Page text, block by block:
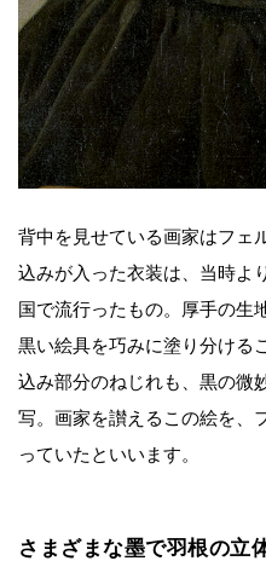
背中を見せている画家はフェ
込みが入った衣装は、当時よ
国で流行ったもの。厚手の生
黒い絵具を巧みに塗り分ける
込み部分のねじれも、黒の微
写。画家を讃えるこの絵を、
っていたといいます。
さまざまな墨で羽根の立